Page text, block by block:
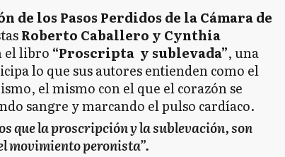
de los Pasos Perdidos de la Cámara de
Roberto Caballero y Cynthia
el libro “Proscripta y sublevada”, una
lo que sus autores entienden como el
el mismo con el que el corazón se
sangre y marcando el pulso cardíaco.
que la proscripción y la sublevación, son
movimiento peronista”.